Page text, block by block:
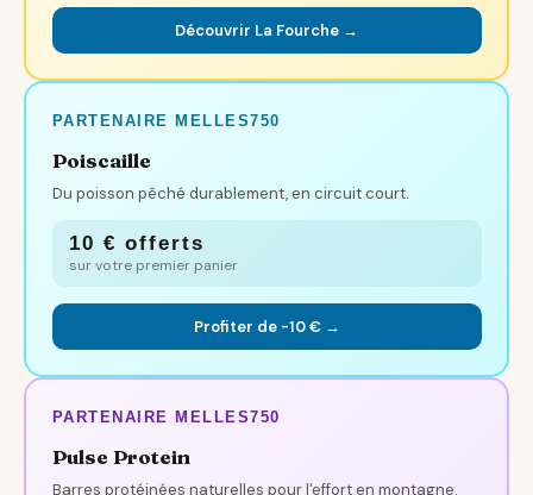
Découvrir La Fourche →
PARTENAIRE MELLES750
Poiscaille
Du poisson pêché durablement, en circuit court.
10 € offerts
sur votre premier panier
Profiter de -10 € →
PARTENAIRE MELLES750
Pulse Protein
Barres protéinées naturelles pour l'effort en montagne.